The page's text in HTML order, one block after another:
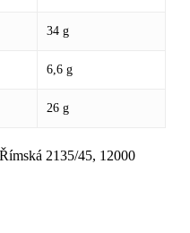
34 g
6,6 g
26 g
2135/45, 12000